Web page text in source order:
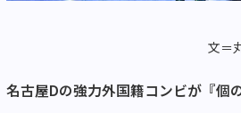
文＝
名古屋Dの強力外国籍コンビが『個